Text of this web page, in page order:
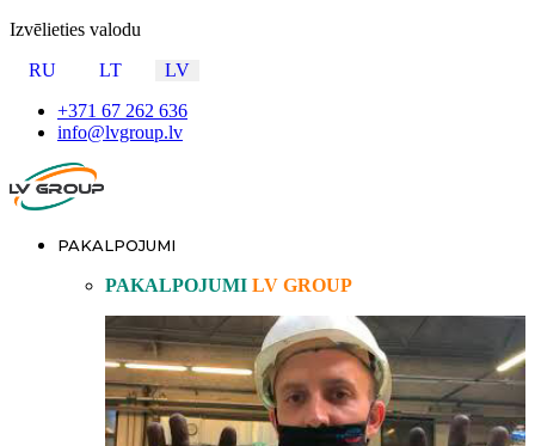
Izvēlieties valodu
RU
LT
LV
+371 67 262 636
info@lvgroup.lv
PAKALPOJUMI
PAKALPOJUMI LV GROUP